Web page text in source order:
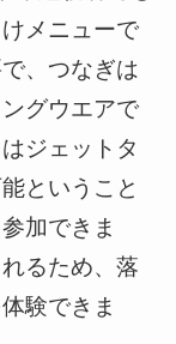
メニューで
、つなぎは
グウエアで
ジェットタ
ということ
加できま
るため、落
験できま